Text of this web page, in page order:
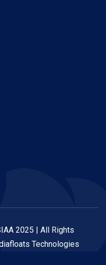
2025 | All Rights
Technologies